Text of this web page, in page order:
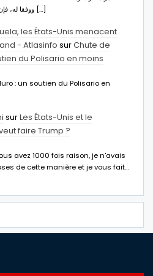
ووفقا له، فإن هذا الإجراء يهدف إلى […]
les États-Unis menacent
- Atlasinfo surChute de
du Polisario en moins
: un soutien du Polisario en
surLes États-Unis et le
faire Trump ?
avez 1000 fois raison, je n'avais
de cette manière et je vous fait…